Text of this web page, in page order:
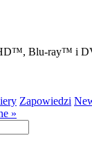
Blu-ray™ i
Zapowiedzi
»